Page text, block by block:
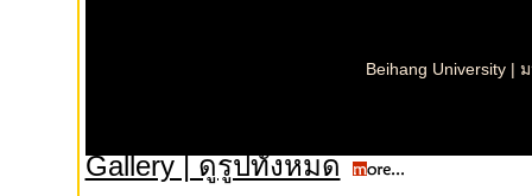
Beihang University |
Gallery | ดูรูปทั้งหมด